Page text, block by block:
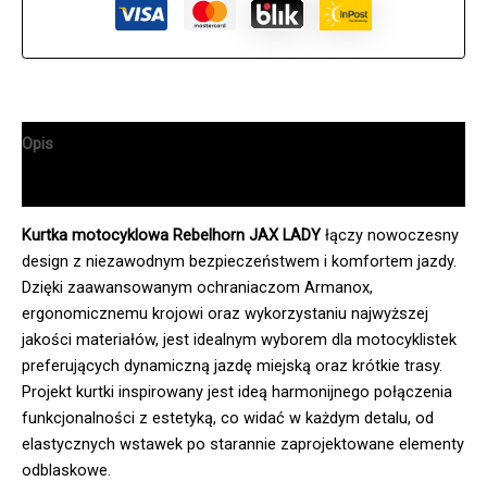
Opis
Kurtka motocyklowa Rebelhorn JAX LADYłączy nowoczesny
design z niezawodnym bezpieczeństwem i komfortem jazdy.
Dzięki zaawansowanym ochraniaczom Armanox,
ergonomicznemu krojowi oraz wykorzystaniu najwyższej
jakości materiałów, jest idealnym wyborem dla motocyklistek
preferujących dynamiczną jazdę miejską oraz krótkie trasy.
Projekt kurtki inspirowany jest ideą harmonijnego połączenia
funkcjonalności z estetyką, co widać w każdym detalu, od
elastycznych wstawek po starannie zaprojektowane elementy
odblaskowe.